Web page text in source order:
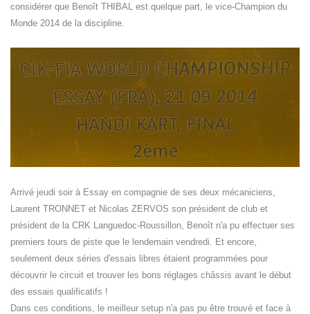
considérer que Benoît THIBAL est quelque part, le vice-Champion du
Monde 2014 de la discipline.
Arrivé jeudi soir à Essay en compagnie de ses deux mécaniciens,
Laurent TRONNET et Nicolas ZERVOS son président de club et
président de la CRK Languedoc-Roussillon, Benoît n'a pu effectuer ses
premiers tours de piste que le lendemain vendredi. Et encore,
seulement deux séries d'essais libres étaient programmées pour
découvrir le circuit et trouver les bons réglages châssis avant le début
des essais qualificatifs !
Dans ces conditions, le meilleur setup n'a pas pu être trouvé et face à